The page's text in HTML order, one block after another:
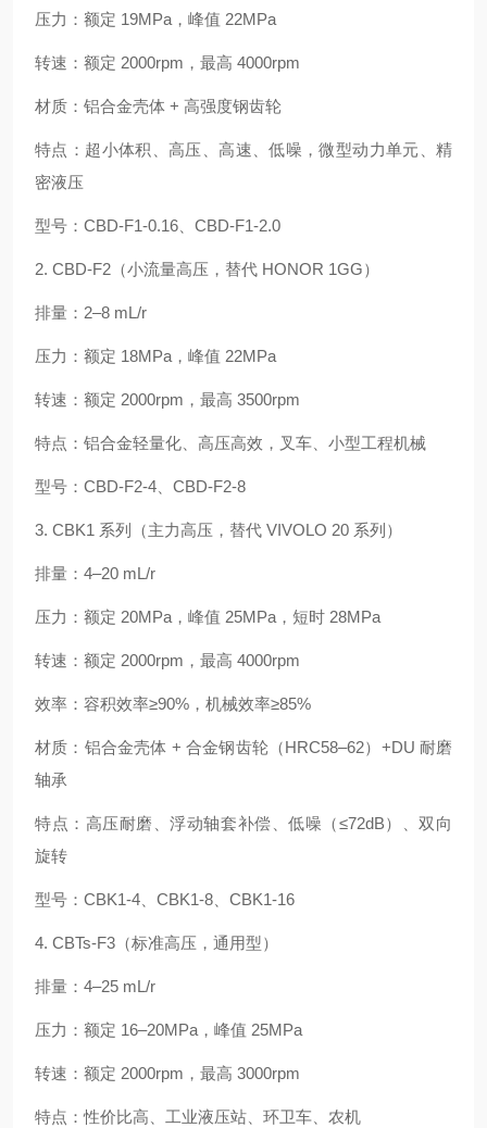
压力：额定 19MPa，峰值 22MPa
转速：额定 2000rpm，最高 4000rpm
材质：铝合金壳体 + 高强度钢齿轮
特点：超小体积、高压、高速、低噪，微型动力单元、精
密液压
型号：CBD‑F1‑0.16、CBD‑F1‑2.0
2. CBD‑F2（小流量高压，替代 HONOR 1GG）
排量：2–8 mL/r
压力：额定 18MPa，峰值 22MPa
转速：额定 2000rpm，最高 3500rpm
特点：铝合金轻量化、高压高效，叉车、小型工程机械
型号：CBD‑F2‑4、CBD‑F2‑8
3. CBK1 系列（主力高压，替代 VIVOLO 20 系列）
排量：4–20 mL/r
压力：额定 20MPa，峰值 25MPa，短时 28MPa
转速：额定 2000rpm，最高 4000rpm
效率：容积效率≥90%，机械效率≥85%
材质：铝合金壳体 + 合金钢齿轮（HRC58–62）+DU 耐磨
轴承
特点：高压耐磨、浮动轴套补偿、低噪（≤72dB）、双向
旋转
型号：CBK1‑4、CBK1‑8、CBK1‑16
4. CBTs‑F3（标准高压，通用型）
排量：4–25 mL/r
压力：额定 16–20MPa，峰值 25MPa
转速：额定 2000rpm，最高 3000rpm
特点：性价比高、工业液压站、环卫车、农机